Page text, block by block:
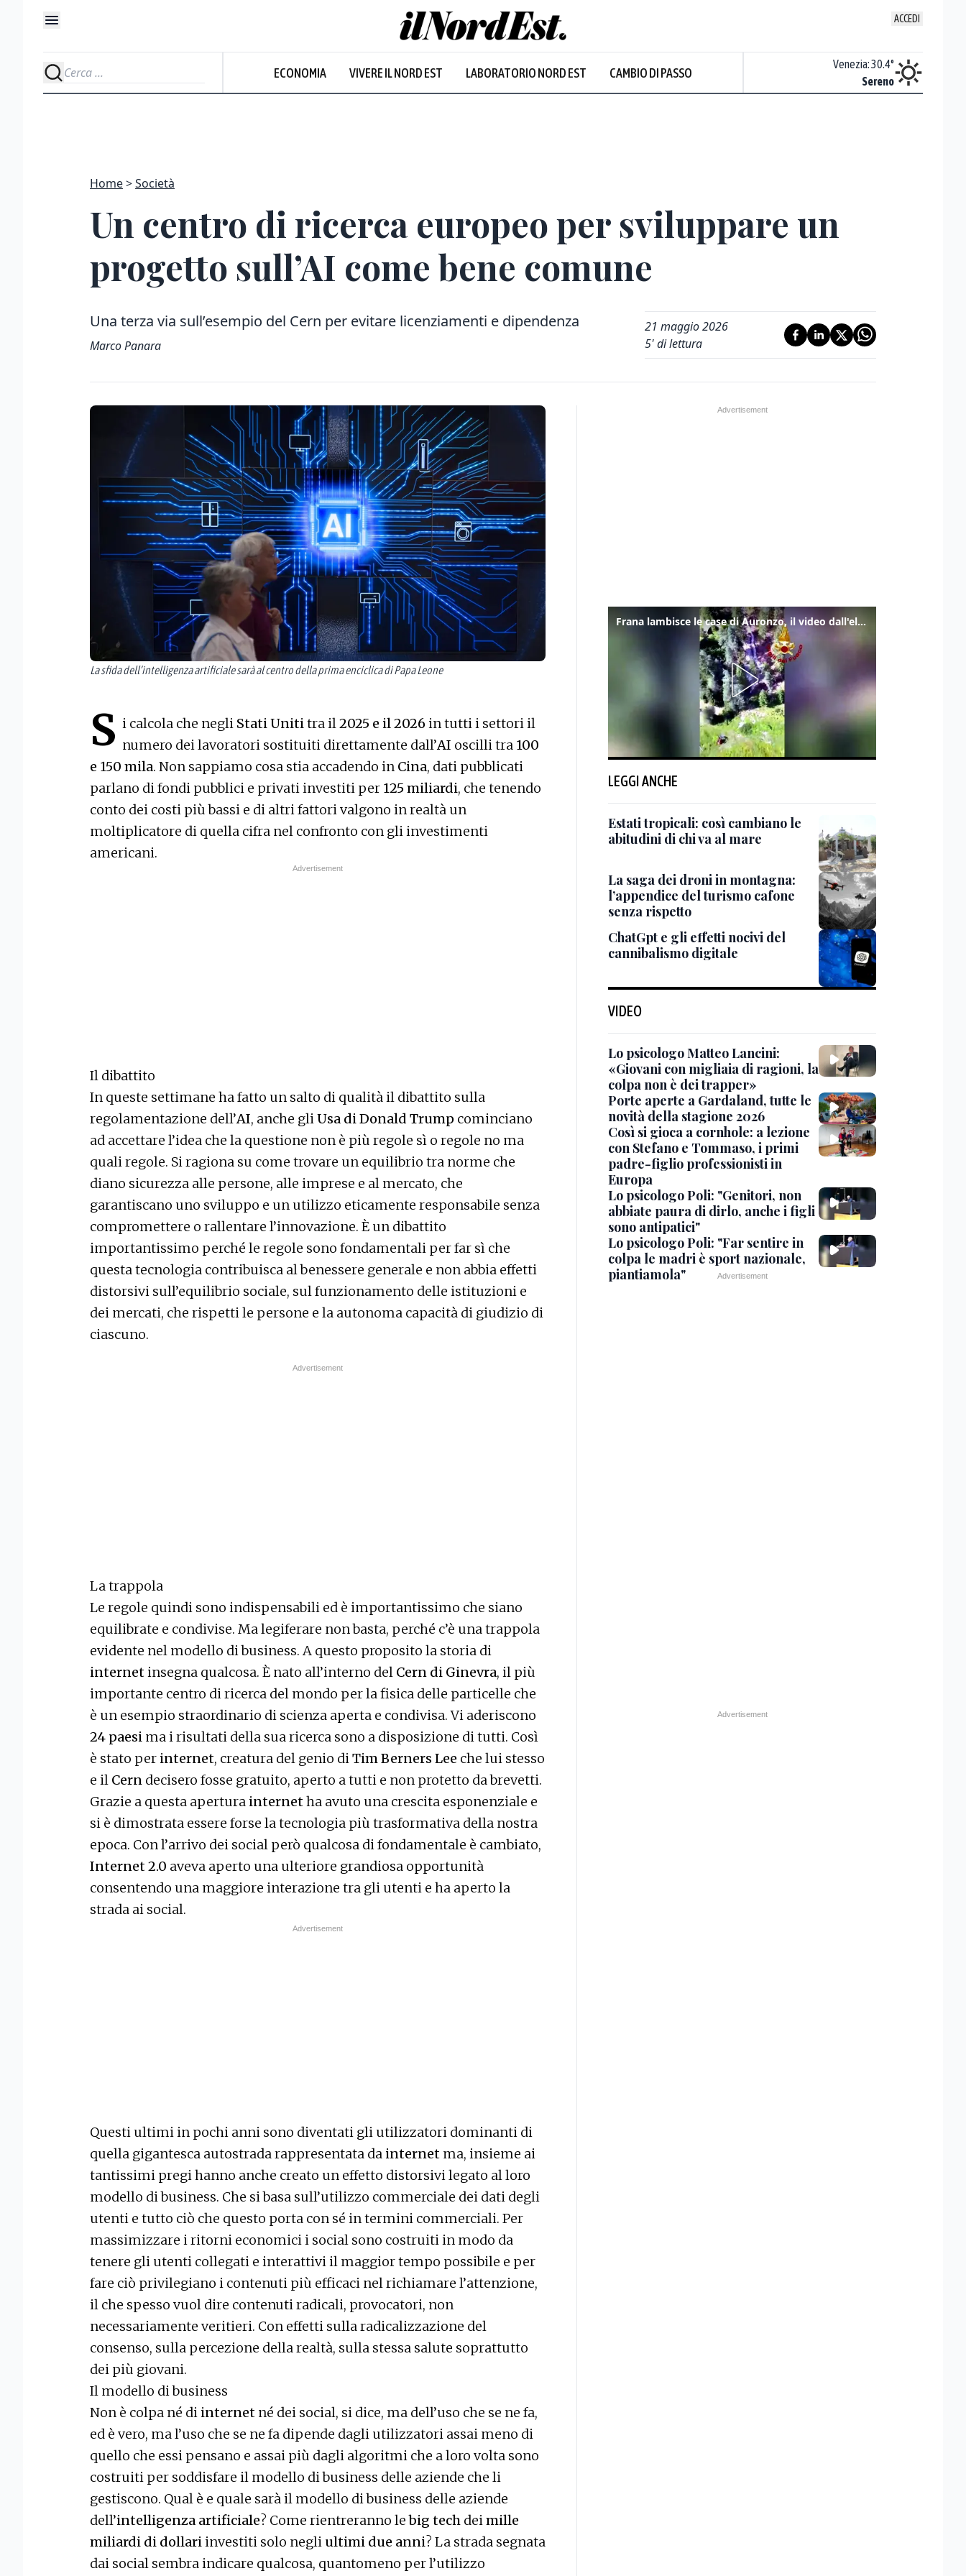
ACCEDI
ECONOMIA VIVERE IL NORD EST LABORATORIO NORD EST CAMBIO DI PASSO
Nuvoloso
Venezia:30.4°
Sereno
Home Società
Un centro di ricerca europeo per sviluppare un
progetto sull’AI come bene comune
Una terza via sull’esempio del Cern per evitare licenziamenti e dipendenza
Marco Panara
21 maggio 2026
5' di lettura
La sfida dell’intelligenza artificiale sarà al centro della prima enciclica di Papa Leone
S i calcola che negli Stati Unititra il2025 e il 2026 in tutti i settori il
numero dei lavoratori sostituiti direttamente dall’AI oscilli tra 100
e 150 mila. Non sappiamo cosa stia accadendo in Cina, dati pubblicati
parlano di fondi pubblici e privati investiti per 125 miliardi, che tenendo
conto dei costi più bassi e di altri fattori valgono in realtà un
moltiplicatore di quella cifra nel confronto con gli investimenti
americani.
Il dibattito
In queste settimane ha fatto un salto di qualità il dibattito sulla
regolamentazione dell’AI, anche gliUsa di Donald Trump cominciano
ad accettare l’idea che la questione non è più regole sì o regole no ma
quali regole. Si ragiona su come trovare un equilibrio tra norme che
diano sicurezza alle persone, alle imprese e al mercato, che
garantiscano uno sviluppo e un utilizzo eticamente responsabile senza
compromettere o rallentare l’innovazione. È un dibattito
importantissimo perché le regole sono fondamentali per far sì che
questa tecnologia contribuisca al benessere generale e non abbia effetti
distorsivi sull’equilibrio sociale, sul funzionamento delle istituzioni e
dei mercati, che rispetti le persone e la autonoma capacità di giudizio di
ciascuno.
La trappola
Le regole quindi sono indispensabili ed è importantissimo che siano
equilibrate e condivise. Ma legiferare non basta, perché c’è una trappola
evidente nel modello di business. A questo proposito la storia di
internetinsegna qualcosa. È nato all’interno del Cern di Ginevra, il più
importante centro di ricerca del mondo per la fisica delle particelle che
è un esempio straordinario di scienza aperta e condivisa. Vi aderiscono
24 paesi ma i risultati della sua ricerca sono a disposizione di tutti. Così
è stato per internet, creatura del genio diTim Berners Lee che lui stesso
e il Cern decisero fosse gratuito, aperto a tutti e non protetto da brevetti.
Grazie a questa apertura internetha avuto una crescita esponenziale e
si è dimostrata essere forse la tecnologia più trasformativa della nostra
epoca. Con l’arrivo dei social però qualcosa di fondamentale è cambiato,
Internet 2.0 aveva aperto una ulteriore grandiosa opportunità
consentendo una maggiore interazione tra gli utenti e ha aperto la
strada ai social.
Questi ultimi in pochi anni sono diventati gli utilizzatori dominanti di
quella gigantesca autostrada rappresentata da internet ma, insieme ai
tantissimi pregi hanno anche creato un effetto distorsivi legato al loro
modello di business. Che si basa sull’utilizzo commerciale dei dati degli
utenti e tutto ciò che questo porta con sé in termini commerciali. Per
massimizzare i ritorni economici i social sono costruiti in modo da
tenere gli utenti collegati e interattivi il maggior tempo possibile e per
fare ciò privilegiano i contenuti più efficaci nel richiamare l’attenzione,
il che spesso vuol dire contenuti radicali, provocatori, non
necessariamente veritieri. Con effetti sulla radicalizzazione del
consenso, sulla percezione della realtà, sulla stessa salute soprattutto
dei più giovani.
Il modello di business
Non è colpa né di internet né dei social, si dice, ma dell’uso che se ne fa,
ed è vero, ma l’uso che se ne fa dipende dagli utilizzatori assai meno di
quello che essi pensano e assai più dagli algoritmi che a loro volta sono
costruiti per soddisfare il modello di business delle aziende che li
gestiscono. Qual è e quale sarà il modello di business delle aziende
dell’intelligenza artificiale? Come rientreranno lebig tech deimille
miliardi di dollariinvestiti solo negli ultimi due anni? La strada segnata
dai social sembra indicare qualcosa, quantomeno per l’utilizzo
Frana lambisce le case di Auronzo, il video dall'elicottero dei vigili del fuoco
LEGGI ANCHE
Estati tropicali: così cambiano le
abitudini di chi va al mare
La saga dei droni in montagna:
l’appendice del turismo cafone
senza rispetto
ChatGpt e gli effetti nocivi del
cannibalismo digitale
VIDEO
Lo psicologo Matteo Lancini:
«Giovani con migliaia di ragioni, la
colpa non è dei trapper»
Porte aperte a Gardaland, tutte le
novità della stagione 2026
Così si gioca a cornhole: a lezione
con Stefano e Tommaso, i primi
padre-figlio professionisti in
Europa
Lo psicologo Poli: "Genitori, non
abbiate paura di dirlo, anche i figli
sono antipatici"
Lo psicologo Poli: "Far sentire in
colpa le madri è sport nazionale,
piantiamola"